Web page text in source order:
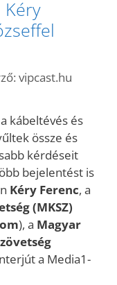
vipcast.hu
kábeltévés és
össze és
kérdéseit
bejelentést is
Kéry Ferenc, a
(MKSZ)
), a Magyar
a Media1-